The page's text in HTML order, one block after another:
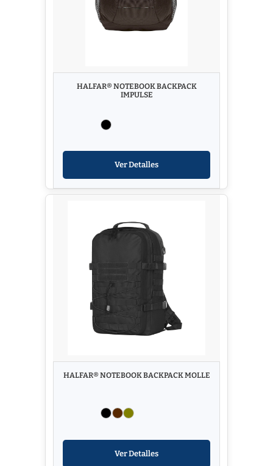
HALFAR® NOTEBOOK BACKPACK
IMPULSE
Ver Detalles
HALFAR® NOTEBOOK BACKPACK MOLLE
Ver Detalles